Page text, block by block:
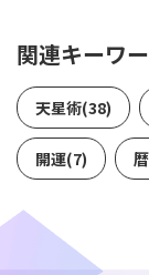
関連キーワ
天星術(38)
開運(7)